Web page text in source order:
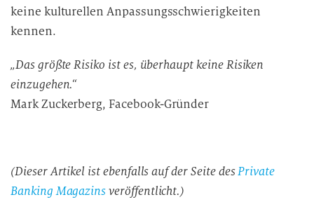
keine kulturellen Anpassungsschwierigkeiten
kennen.
„Das größte Risiko ist es, überhaupt keine Risiken
einzugehen.“
Mark Zuckerberg, Facebook-Gründer
(Dieser Artikel ist ebenfalls auf der Seite desPrivate
Banking Magazinsveröffentlicht.)